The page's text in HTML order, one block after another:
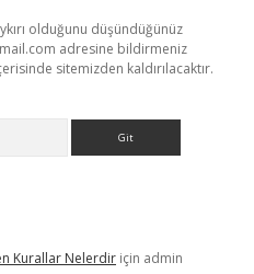
olduğunu düşündüğünüz
adresine bildirmeniz
sitemizden kaldırılacaktır.
Kurallar Nelerdir için admin